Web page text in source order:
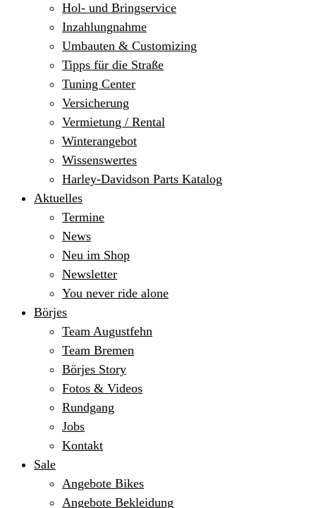
Hol- und Bringservice
Inzahlungnahme
Umbauten & Customizing
Tipps für die Straße
Tuning Center
Versicherung
Vermietung / Rental
Winterangebot
Wissenswertes
Harley-Davidson Parts Katalog
Aktuelles
Termine
News
Neu im Shop
Newsletter
You never ride alone
Börjes
Team Augustfehn
Team Bremen
Börjes Story
Fotos & Videos
Rundgang
Jobs
Kontakt
Sale
Angebote Bikes
Angebote Bekleidung